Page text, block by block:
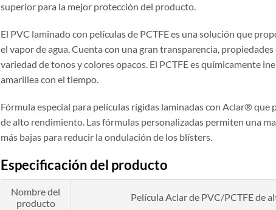
superior para la mejor protección del producto.
El PVC laminado con películas de PCTFE es una solución que
el vapor de agua. Cuenta con una gran transparencia,
variedad de tonos y colores opacos. El PCTFE es químicamente
amarillea con el tiempo.
Fórmula especial para películas rígidas laminadas con Aclar®
de alto rendimiento. Las fórmulas personalizadas permiten una
más bajas para reducir la ondulación de los blísters.
Especificación del producto
Nombre del
producto
Película Aclar de PVC/PCTFE de